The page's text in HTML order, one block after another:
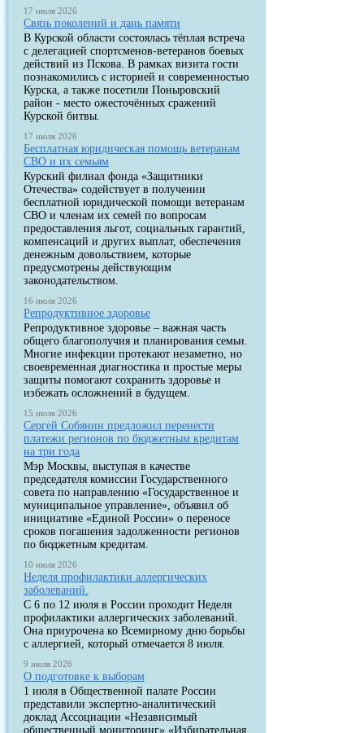
17 июля 2026
Связь поколений и дань памяти
В Курской области состоялась тёплая встреча
с делегацией спортсменов-ветеранов боевых
действий из Пскова. В рамках визита гости
познакомились с историей и современностью
Курска, а также посетили Поныровский
район - место ожесточённых сражений
Курской битвы.
17 июля 2026
Бесплатная юридическая помощь ветеранам
СВО и их семьям
Курский филиал фонда «Защитники
Отечества» содействует в получении
бесплатной юридической помощи ветеранам
СВО и членам их семей по вопросам
предоставления льгот, социальных гарантий,
компенсаций и других выплат, обеспечения
денежным довольствием, которые
предусмотрены действующим
законодательством.
16 июля 2026
Репродуктивное здоровье
Репродуктивное здоровье – важная часть
общего благополучия и планирования семьи.
Многие инфекции протекают незаметно, но
своевременная диагностика и простые меры
защиты помогают сохранить здоровье и
избежать осложнений в будущем.
15 июля 2026
Сергей Собянин предложил перенести
платежи регионов по бюджетным кредитам
на три года
Мэр Москвы, выступая в качестве
председателя комиссии Государственного
совета по направлению «Государственное и
муниципальное управление», объявил об
инициативе «Единой России» о переносе
сроков погашения задолженности регионов
по бюджетным кредитам.
10 июля 2026
Неделя профилактики аллергических
заболеваний.
С 6 по 12 июля в России проходит Неделя
профилактики аллергических заболеваний.
Она приурочена ко Всемирному дню борьбы
с аллергией, который отмечается 8 июля.
9 июля 2026
О подготовке к выборам
1 июля в Общественной палате России
представили экспертно-аналитический
доклад Ассоциации «Независимый
общественный мониторинг» «Избирательная